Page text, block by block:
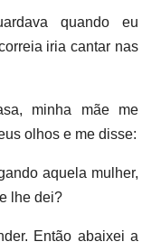
quando eu
iria cantar nas
minha mãe me
olhos e me disse:
aquela mulher,
lhe dei?
Então abaixei a